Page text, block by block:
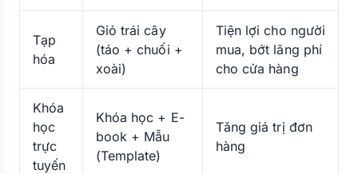
Tạp
hóa
Giỏ trái cây
(táo + chuối +
xoài)
Tiện lợi cho người
mua, bớt lãng phí
cho cửa hàng
Khóa
học
trực
tuyến
Khóa học + E-
book + Mẫu
(Template)
Tăng giá trị đơn
hàng